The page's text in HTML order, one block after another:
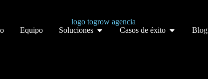
Equipo Soluciones Casos de éxito Blog